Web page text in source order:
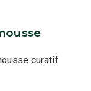
curatif